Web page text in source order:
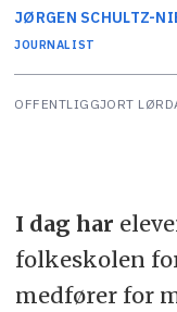
JØRGEN SCHULTZ-
JOURNALIST
OFFENTLIGGJORT
I dag har
folkeskolen
medfører for